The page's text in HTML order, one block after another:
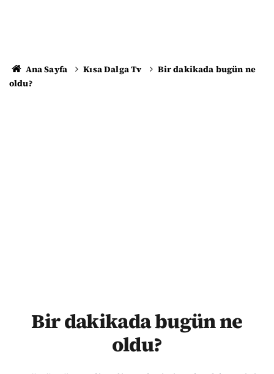
Ana Sayfa Kısa Dalga Tv
Bir dakikada bugün ne
oldu?
Bir dakikada bugün ne
oldu?